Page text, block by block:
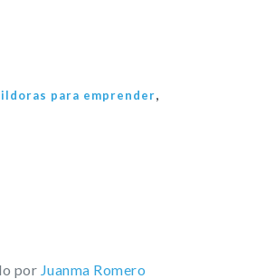
para emprender,
por Juanma Romero